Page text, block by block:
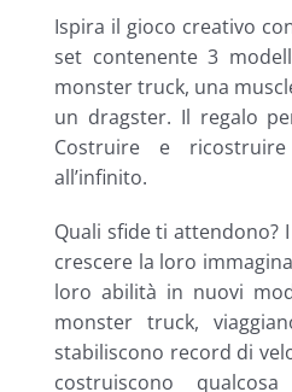
Ispira il gioco creativo
set contenente 3
monster truck, una
un dragster. Il regalo
Costruire e
all’infinito.
Quali sfide ti attendono?
crescere la loro
loro abilità in nuovi
monster truck,
stabiliscono record di
costruiscono